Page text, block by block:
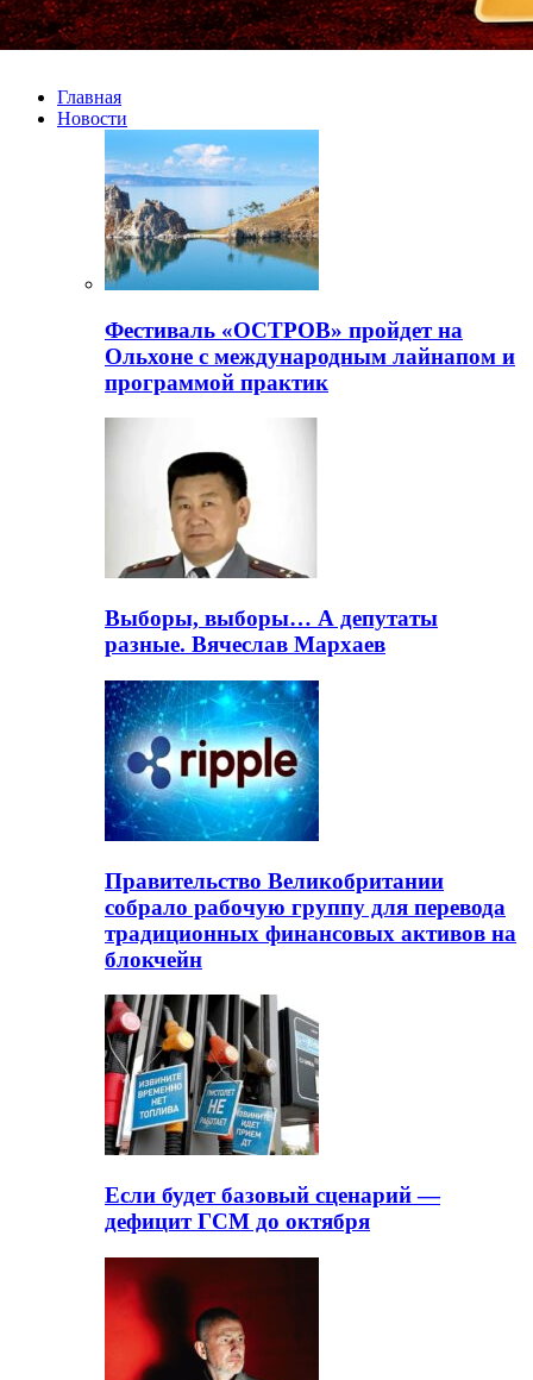
Главная
Новости
Фестиваль «ОСТРОВ» пройдет на
Ольхоне с международным лайнапом и
программой практик
Выборы, выборы… А депутаты
разные. Вячеслав Мархаев
Правительство Великобритании
собрало рабочую группу для перевода
традиционных финансовых активов на
блокчейн
Если будет базовый сценарий —
дефицит ГСМ до октября